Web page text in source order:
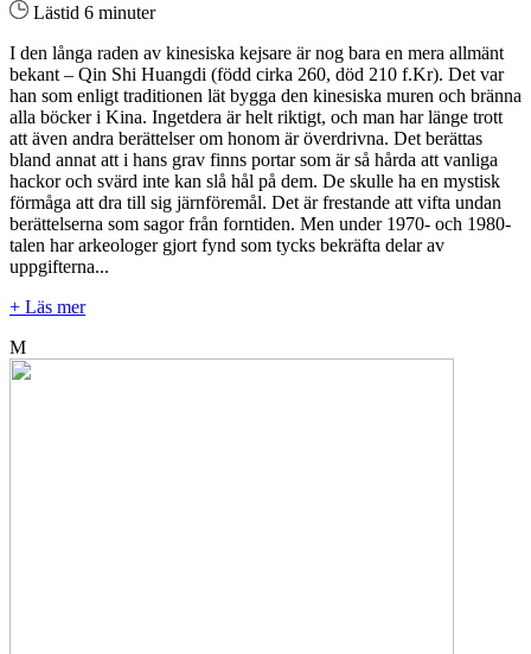
Lästid 6 minuter
I den långa raden av kinesiska kejsare är nog bara en mera allmänt
bekant – Qin Shi Huangdi (född cirka 260, död 210 f.Kr). Det var
han som enligt traditionen lät bygga den kinesiska muren och bränna
alla böcker i Kina. Ingetdera är helt riktigt, och man har länge trott
att även andra berättelser om honom är överdrivna. Det berättas
bland annat att i hans grav finns portar som är så hårda att vanliga
hackor och svärd inte kan slå hål på dem. De skulle ha en mystisk
förmåga att dra till sig järnföremål. Det är frestande att vifta undan
berättelserna som sagor från forntiden. Men under 1970- och 1980-
talen har arkeologer gjort fynd som tycks bekräfta delar av
uppgifterna...
+ Läs mer
M